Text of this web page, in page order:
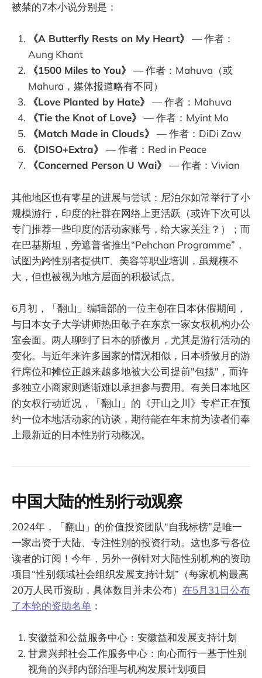
被禁的7本小说分别是：
《A Butterfly Rests on My Heart》
— 作者：
Aung Khant
《1500 Miles to You》
— 作者：Mahuva（或
Mahura，媒体报道略有不同）
《Love Planted by Hate》
— 作者：Mahuva
《Tie the Knot of Love》
— 作者：Myint Mo
《Match Made in Clouds》
— 作者：DiDi Zaw
《DISO+Extra》
— 作者：Red in Peace
《Concerned Person U Wai》
— 作者：Vivian
其他地区也有零星的进展与尝试：尼泊尔如常举行了小
规模游行，印度的社群在网络上更活跃（或许下次可以
专门推荐一些印度的活动家账号，给大家关注？）；而
在巴基斯坦，旁遮普省推出“Pehchan Programme”，
试图为跨性别者提供IT、美容等职业培训，虽规模不
大，但也被视为地方层面的积极试点。
6月初，「翻山」编辑部的一位主创在日本休假期间，
与日本女子大学讲师热田敬子在东京一家女权机构办公
室会面。两人聊到了日本的骄傲月，尤其是游行活动的
变化。与近年来许多国家的情况相似，日本骄傲月的游
行席位和摊位正越来越多地被大公司提前"包揽"，而许
多独立小商家则逐渐难以承担参与费用。有关日本地区
的女权行动近况，「翻山」的《开山之川》专栏正在预
约一位本地活动家的访谈，期待能在年末前为读者们奉
上最新近的日本性别行动概况。
中国大陆的性别行动观察
2024年，「翻山」的价值投资团队“自我标榜”是唯一
一家出资于大陆、专注性别的投资行动。这也多亏各位
读者的订阅！今年，另外一例针对大陆性别机构的资助
项目“性别领域社会组织发展支持计划”（每家机构最高
20万人民币资助，具体数目并未公布） 在5月31日公布
了本轮的资助名单 ：
安徽益和公益服务中心：安徽益和发展支持计划
甘肃兴邦社会工作服务中心：向心而行一基于性别
视角的兴邦内部治理与机构发展计划项目